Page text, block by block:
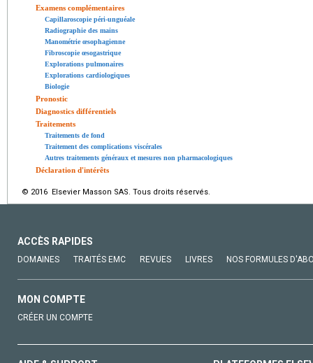
Examens complémentaires
Capillaroscopie péri-unguéale
Radiographie des mains
Manométrie œsophagienne
Fibroscopie œsogastrique
Explorations pulmonaires
Explorations cardiologiques
Biologie
Pronostic
Diagnostics différentiels
Traitements
Traitements de fond
Traitement des complications viscérales
Autres traitements généraux et mesures non pharmacologiques
Déclaration d'intérêts
© 2016 Elsevier Masson SAS. Tous droits réservés.
ACCÈS RAPIDES
DOMAINES TRAITÉS EMC REVUES LIVRES NOS FORMULES
MON COMPTE
CRÉER UN COMPTE